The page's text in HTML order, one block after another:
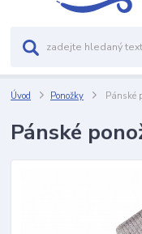
Úvod Ponožky Pánské
Pánské